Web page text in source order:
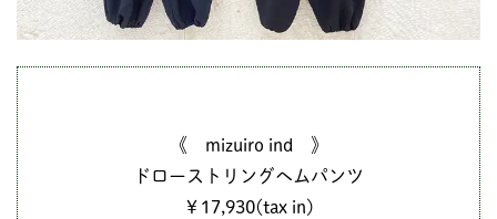
《 mizuiro ind 》
ドローストリングヘムパンツ
￥17,930(tax in)